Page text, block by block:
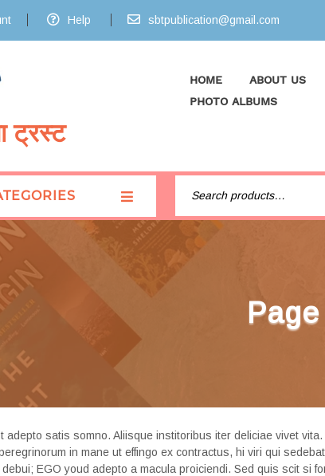
Help sbtpublication@gmail.com
ट्रस्ट
HOME ABOUT US
PHOTO ALBUMS
adepto satis somno. Aliisque institoribus iter deliciae vivet
in mane ut effingo ex contractus, hi viri qui
EGO youd adepto a macula proiciendi. Sed quis scit si